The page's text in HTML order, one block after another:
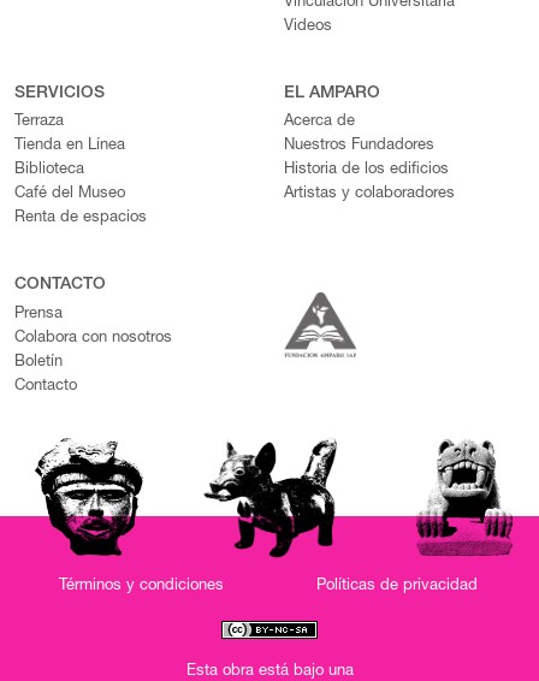
Videos
SERVICIOS
Terraza
Tienda en Línea
Biblioteca
Café del Museo
Renta de espacios
EL AMPARO
Acerca de
Nuestros Fundadores
Historia de los edificios
Artistas y colaboradores
CONTACTO
Prensa
Colabora con nosotros
Boletín
Contacto
Términos y condiciones Políticas de privacidad
Esta obra está bajo una